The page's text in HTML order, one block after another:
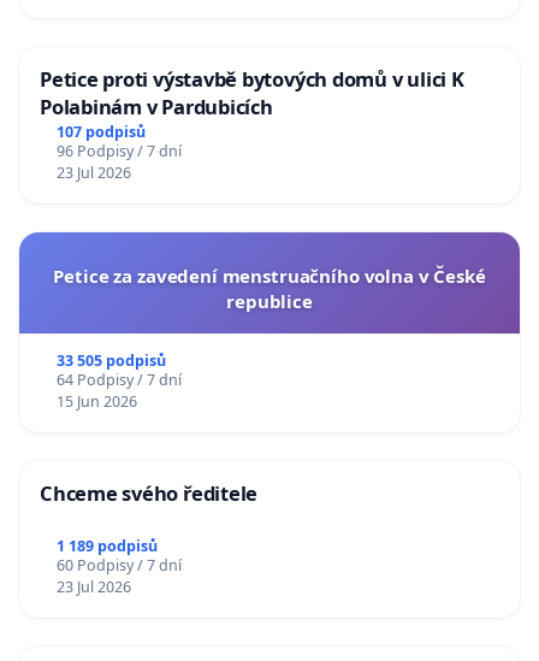
Petice proti výstavbě bytových domů v ulici K
Polabinám v Pardubicích
107 podpisů
96 Podpisy / 7 dní
23 Jul 2026
Petice za zavedení menstruačního volna v České
republice
33 505 podpisů
64 Podpisy / 7 dní
15 Jun 2026
Chceme svého ředitele
1 189 podpisů
60 Podpisy / 7 dní
23 Jul 2026